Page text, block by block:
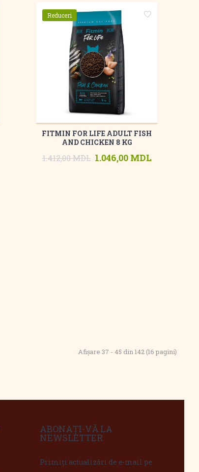
Reduceri
FITMIN FOR LIFE ADULT FISH
AND CHICKEN 8 KG
1.412,00 MDL 1.046,00 MDL
Afişare 37 - 45 din 142 (16 pagini)
ABONAȚI-VĂ LA
NEWSLETTER
Primiți actualizări de e-mail pe